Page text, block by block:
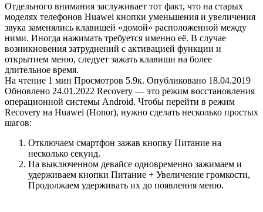
Отдельного внимания заслуживает тот факт, что на старых
моделях телефонов Huawei кнопки уменьшения и увеличения
звука заменялись клавишей «домой» расположенной между
ними. Иногда нажимать требуется именно её. В случае
возникновения затруднений с активацией функции и
открытием меню, следует зажать клавиши на более
длительное время.
На чтение 1 мин Просмотров 5.9к. Опубликовано 18.04.2019
Обновлено 24.01.2022 Recovery — это режим восстановления
операционной системы Android. Чтобы перейти в режим
Recovery на Huawei (Honor), нужно сделать несколько простых
шагов:
Отключаем смартфон зажав кнопку Питание на
несколько секунд.
На выключенном девайсе одновременно зажимаем и
удерживаем кнопки Питание + Увеличение громкости,
Продолжаем удерживать их до появления меню.